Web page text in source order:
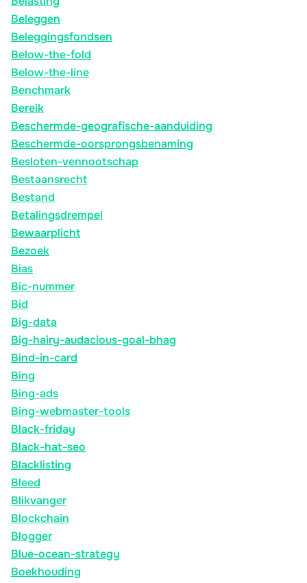
Beleggen
Beleggingsfondsen
Below-the-fold
Below-the-line
Benchmark
Bereik
Beschermde-geografische-aanduiding
Beschermde-oorsprongsbenaming
Besloten-vennootschap
Bestaansrecht
Bestand
Betalingsdrempel
Bewaarplicht
Bezoek
Bias
Bic-nummer
Bid
Big-data
Big-hairy-audacious-goal-bhag
Bind-in-card
Bing
Bing-ads
Bing-webmaster-tools
Black-friday
Black-hat-seo
Blacklisting
Bleed
Blikvanger
Blockchain
Blogger
Blue-ocean-strategy
Boekhouding